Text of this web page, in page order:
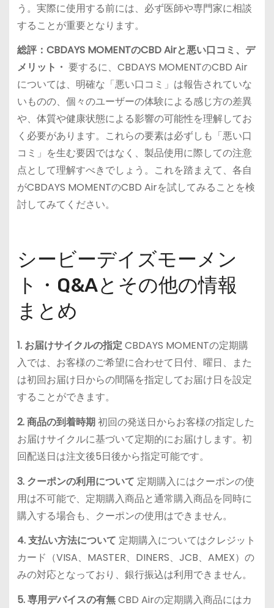
う。実際に使用する前には、必ず医師や専門家に相談
することが重要となります。
総評：CBDAYS MOMENTのCBD Airと悪い口コミ、デ
メリット・ 要するに、CBDAYS MOMENTのCBD Air
については、明確な「悪い口コミ」は報告されていな
いものの、個々のユーザーの体験による感じ方の差異
や、体質や健康状態による影響の可能性を理解してお
く必要があります。これらの要素は必ずしも「悪い口
コミ」を生む要因ではなく、製品使用に際しての注意
点として理解すべきでしょう。これを踏まえて、各自
がCBDAYS MOMENTのCBD Airを試してみることを検
討してみてください。
シービーデイズモーメン
ト・Q&Aとその他の情報
まとめ
1. お届けサイクルの指定CBDAYS MOMENTの定期購
入では、お客様のご希望に合わせて日付、曜日、また
は初回お届け日からの間隔を指定してお届け日を設定
することができます。
2. 商品の到着時期初回の発送日からお客様の指定した
お届けサイクルに基づいて定期的にお届けします。初
回配送日は注文後5日後から指定可能です。
3. クーポンの利用について 定期購入にはクーポンの使
用は不可能で、定期購入商品と通常購入商品を同時に
購入する場合も、クーポンの使用はできません。
4. 支払い方法について 定期購入についてはクレジット
カード（VISA、MASTER、DINERS、JCB、AMEX）の
みの対応となっており、銀行振込は利用できません。
5. 専用デバイスの有無CBD Airの定期購入商品にはカ